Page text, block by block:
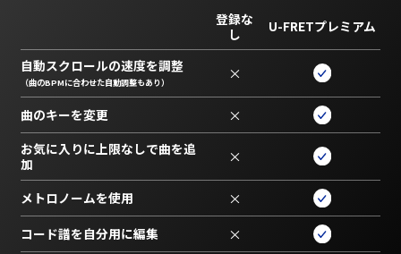
登録な
し
U-FRETプレミアム
自動スクロールの速度を調整
（曲のBPMに合わせた自動調整もあり） ×
曲のキーを変更 ×
お気に入りに上限なしで曲を追
加
×
メトロノームを使用 ×
コード譜を自分用に編集 ×